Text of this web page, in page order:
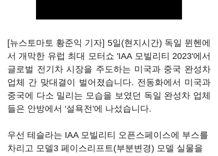
[뉴스토마토 황준익 기자] 5일(현지시간) 독일 뮌헨에
서 개막한 유럽 최대 모터쇼 'IAA 모빌리티 2023'에서
글로벌 전기차 시장을 주도하는 미국과 중국 완성차
업체 간 맞대결이 벌어졌습니다. 전동화에서 미국과
중국에 다소 밀리는 모습을 보였던 독일 완성차 업체
들은 안방에서 '설욕전'에 나섰습니다.
우선 테슬라는 IAA 모빌리티 오픈스페이스에 부스를
차리고 모델3 페이스리프트(부분변경) 모델 실물을